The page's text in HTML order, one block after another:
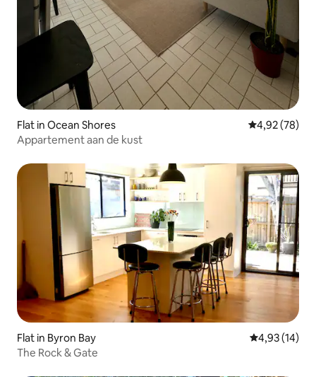
Flat in Ocean Shores Gemiddelde
4,92 (78)
Appartement aan de kust
Flat in Byron Bay Gemiddelde
4,93 (14)
The Rock & Gate